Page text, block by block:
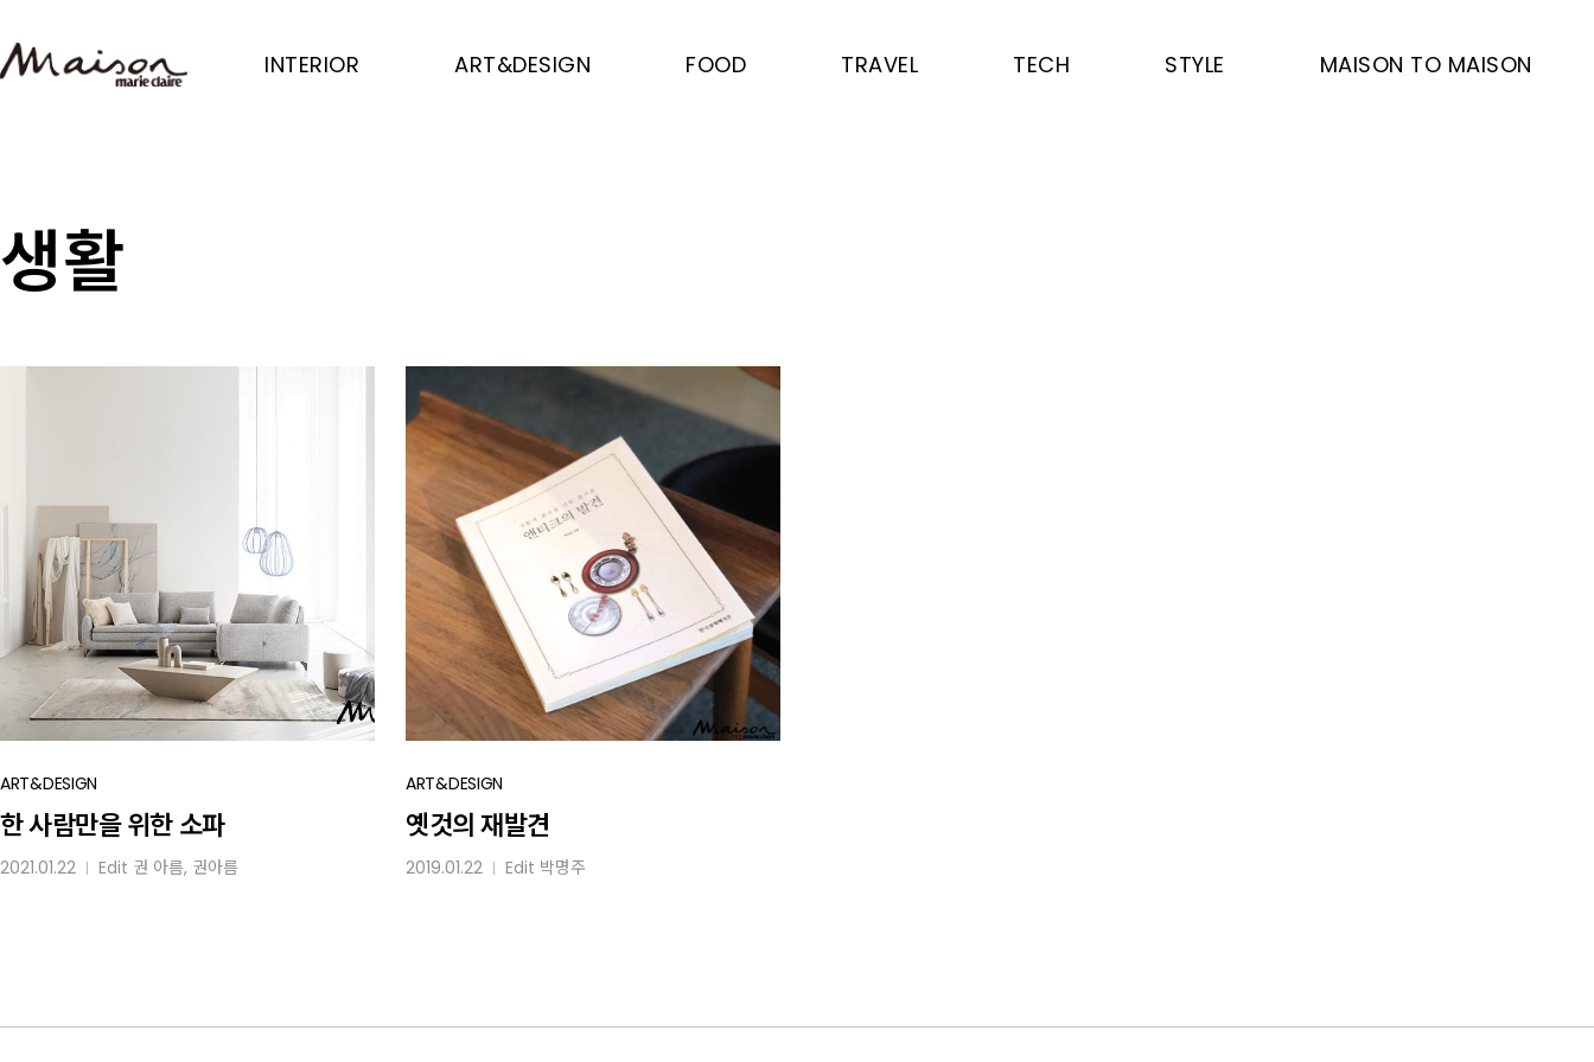
to
main
INTERIOR ART&DESIGN FOOD TRAVEL TECH STYLE MAISON TO MAISON
생활
한
사람만을
소파
ART&DESIGN
한 사람만을 위한 소파
2021.01.22 Edit 권 아름, 권아름
옛것의
재발견
ART&DESIGN
옛것의 재발견
2019.01.22 Edit 박명주